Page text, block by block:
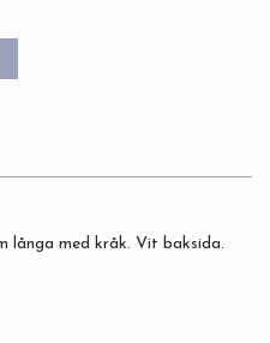
långa med kråk. Vit baksida.